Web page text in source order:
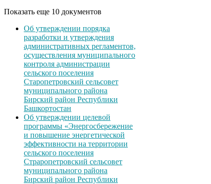
Показать еще 10 документов
Об утверждении порядка
разработки и утверждения
административных регламентов,
осуществления муниципального
контроля администрации
сельского поселения
Старопетровский сельсовет
муниципального района
Бирский район Республики
Башкортостан
Об утверждении целевой
программы «Энергосбережение
и повышение энергетической
эффективности на территории
сельского поселения
Страропетровский сельсовет
муниципального района
Бирский район Республики